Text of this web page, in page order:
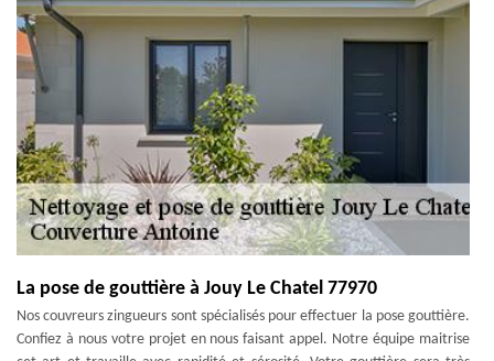
La pose de gouttière à Jouy Le Chatel 77970
Nos couvreurs zingueurs sont spécialisés pour effectuer la pose gouttière.
Confiez à nous votre projet en nous faisant appel. Notre équipe maitrise